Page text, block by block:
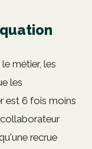
métier, les
les
est 6 fois moins
recrue